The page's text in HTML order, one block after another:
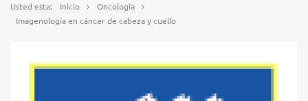
Usted esta: Inicio
Oncología
Imagenología en cáncer de cabeza y cuello